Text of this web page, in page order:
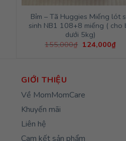
Bỉm – Tã Huggies Miếng lót
sinh NB1 108+8 miếng ( cho
dưới 5kg)
155,000₫ Giá
124,000₫Giá
hiện
GIỚI THIỆU
Về MomMomCare
Khuyến mãi
Liên hệ
Cam kết sản phẩm